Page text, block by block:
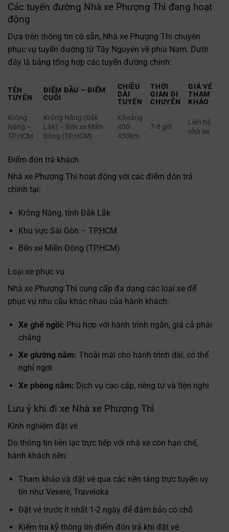
Các tuyến đường Nhà xe Phượng Thì đang hoạt
động
Dựa trên thông tin có sẵn, Nhà xe Phượng Thì chuyên
phục vụ tuyến đường từ Tây Nguyên về phía Nam. Dưới
đây là bảng tổng hợp các tuyến đường chính:
TÊN
TUYẾN
ĐIỂM ĐẦU – ĐIỂM
CUỐI
CHIỀU
DÀI
TUYẾN
THỜI
GIAN DI
CHUYỂN
GIÁ VÉ
THAM
KHẢO
Krông
Năng –
TP.HCM
Krông Năng (Đắk
Lắk) – Bến xe Miền
Đông (TP.HCM)
Khoảng
400-
450km
7-8 giờ
Liên hệ
nhà xe
Điểm đón trả khách
Nhà xe Phượng Thì hoạt động với các điểm đón trả
chính tại:
Krông Năng, tỉnh Đắk Lắk
Khu vực Sài Gòn – TP.HCM
Bến xe Miền Đông (TP.HCM)
Loại xe phục vụ
Nhà xe Phượng Thì cung cấp đa dạng các loại xe để
phục vụ nhu cầu khác nhau của hành khách:
Xe ghế ngồi: Phù hợp với hành trình ngắn, giá cả phải
chăng
Xe giường nằm: Thoải mái cho hành trình dài, có thể
nghỉ ngơi
Xe phòng nằm: Dịch vụ cao cấp, riêng tư và tiện nghi
Lưu ý khi đi xe Nhà xe Phượng Thì
Kinh nghiệm đặt vé
Do thông tin liên lạc trực tiếp với nhà xe còn hạn chế,
hành khách nên:
Tham khảo và đặt vé qua các nền tảng trực tuyến uy
tín như Vexere, Traveloka
Đặt vé trước ít nhất 1-2 ngày để đảm bảo có chỗ
Kiểm tra kỹ thông tin điểm đón trả khi đặt vé